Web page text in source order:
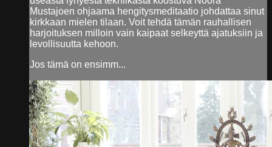
Mustajoen ohjaama hengitysmeditaatio johdattaa sinut
kirkkaan mielen tilaan. Voit tehdä tämän rauhallisen
harjoituksen milloin vain kaipaat selkeyttä ajatuksiin ja
levollisuutta kehoon.
Jos tämä on ensimm...